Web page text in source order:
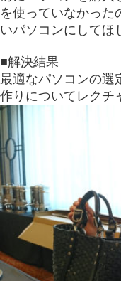
を使っていなかった
いパソコンにしてほ
■解決結果
最適なパソコンの選
作りについてレクチ